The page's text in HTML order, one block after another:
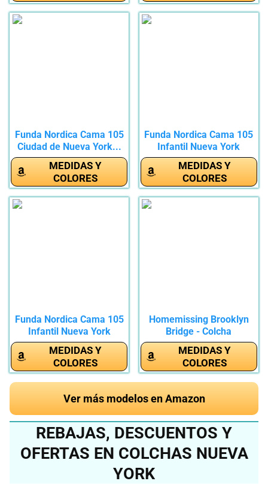
Funda Nordica Cama 105
Ciudad de Nueva York...
MEDIDAS Y
COLORES
Funda Nordica Cama 105
Infantil Nueva York
Funda...
MEDIDAS Y
COLORES
Funda Nordica Cama 105
Infantil Nueva York
Funda...
MEDIDAS Y
COLORES
Homemissing Brooklyn
Bridge - Colcha
acolchada...
MEDIDAS Y
COLORES
Ver más modelos en Amazon
REBAJAS, DESCUENTOS Y
OFERTAS EN COLCHAS NUEVA
YORK